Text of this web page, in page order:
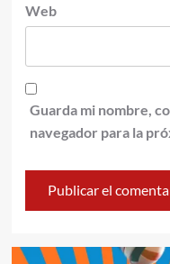
Web
Guarda mi nombre,
navegador para la